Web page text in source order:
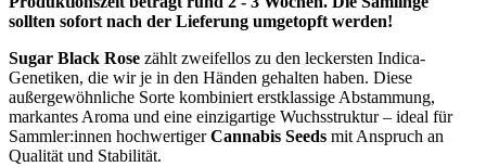
sollten sofort nach der Lieferung umgetopft werden!
Sugar Black Rose zählt zweifellos zu den leckersten Indica-
Genetiken, die wir je in den Händen gehalten haben. Diese
außergewöhnliche Sorte kombiniert erstklassige Abstammung,
markantes Aroma und eine einzigartige Wuchsstruktur – ideal für
Sammler:innen hochwertigerCannabis Seeds mit Anspruch an
Qualität und Stabilität.